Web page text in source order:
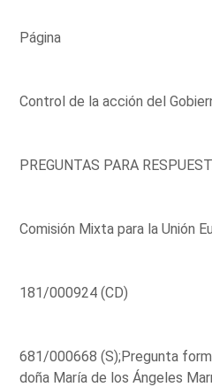
Página
Control de la acción del
PREGUNTAS PARA
Comisión Mixta para la Unión
181/000924 (CD)
681/000668 (S);Pregunta
doña María de los Ángeles